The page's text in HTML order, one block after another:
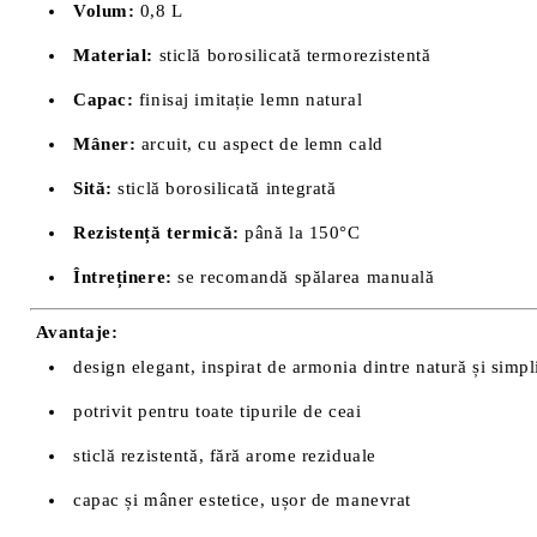
Volum: 0,8 L
Material: sticlă borosilicată termorezistentă
Capac: finisaj imitație lemn natural
Mâner: arcuit, cu aspect de lemn cald
Sită: sticlă borosilicată integrată
Rezistență termică: până la 150°C
Întreținere: se recomandă spălarea manuală
Avantaje:
design elegant, inspirat de armonia dintre natură și
potrivit pentru toate tipurile de ceai
sticlă rezistentă, fără arome reziduale
capac și mâner estetice, ușor de manevrat